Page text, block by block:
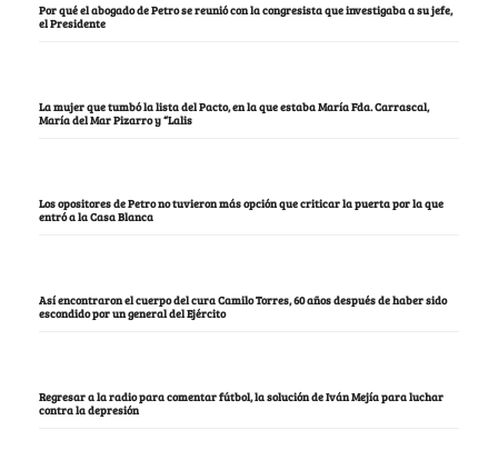
Por qué el abogado de Petro se reunió con la congresista que investigaba a su jefe,
el Presidente
La mujer que tumbó la lista del Pacto, en la que estaba María Fda. Carrascal,
María del Mar Pizarro y “Lalis
Los opositores de Petro no tuvieron más opción que criticar la puerta por la que
entró a la Casa Blanca
Así encontraron el cuerpo del cura Camilo Torres, 60 años después de haber sido
escondido por un general del Ejército
Regresar a la radio para comentar fútbol, la solución de Iván Mejía para luchar
contra la depresión